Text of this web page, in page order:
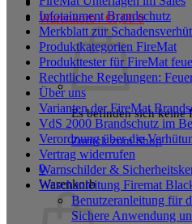
Warenkorb /€0,00 0
Es befinden sich keine
Zurück zum Shop
0
Warenkorb
Infotainment Brandschutz
Merkblatt zur
Produktkategorien FireMat
Produkttester für FireMat
Rechtliche Regelungen:
Über uns
Varianten der FireMat
VdS 2000 Brandschutz im
Verordnung über die
Vertrag widerrufen
Warnschilder &
Waschanleitung Firemat
Benutzeranleitung für
Sichere Anwendung